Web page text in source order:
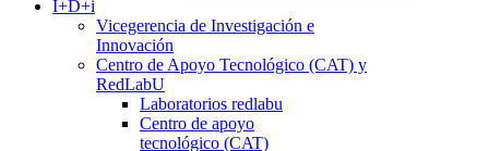
I+D+i
Vicegerencia de Investigación e
Innovación
Centro de Apoyo Tecnológico (CAT) y
RedLabU
Laboratorios redlabu
Centro de apoyo
tecnológico (CAT)